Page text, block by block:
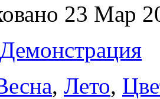
23 Мар
Демонстрация
, Лето,